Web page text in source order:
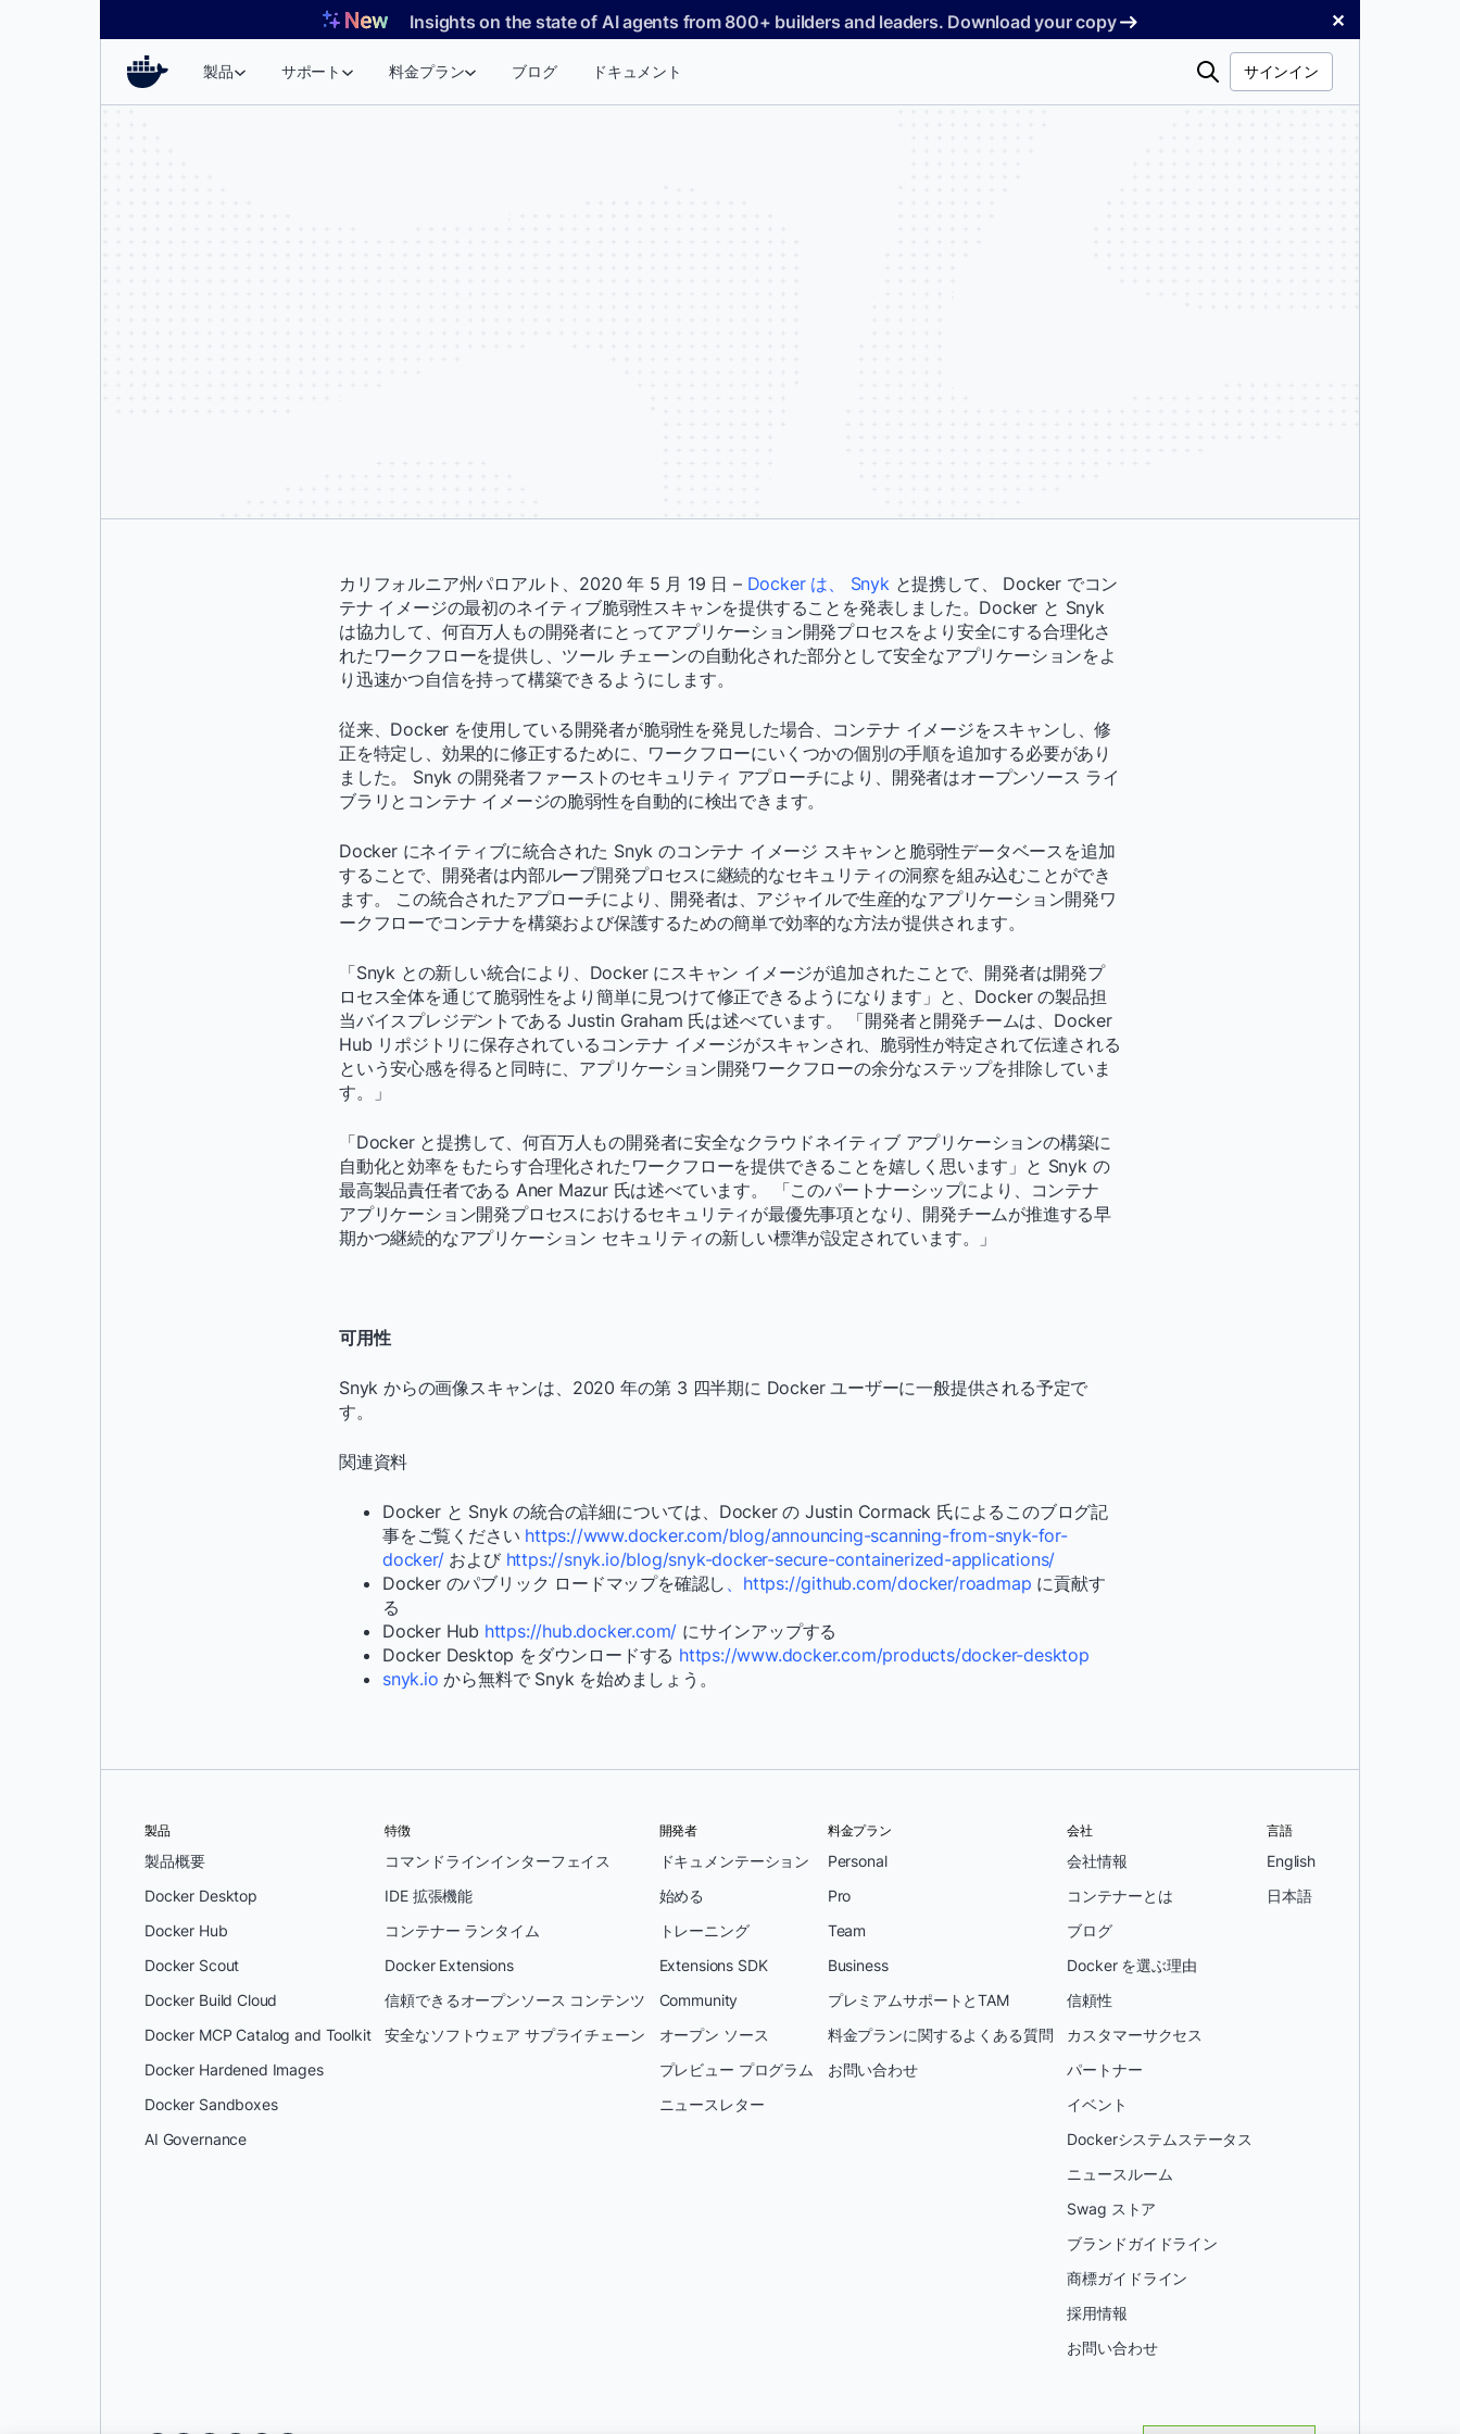
Insights on the state of AI agents from 800+ builders and leaders. Download your copy ✕
製品 サポート 料金プラン ブログ ドキュメント
検
サインイン
カリフォルニア州パロアルト、2020 年 5 月 19 日 –Docker は、 Snykと提携して、 Docker でコン
テナ イメージの最初のネイティブ脆弱性スキャンを提供することを発表しました。Docker と Snyk
は協力して、何百万人もの開発者にとってアプリケーション開発プロセスをより安全にする合理化さ
れたワークフローを提供し、ツール チェーンの自動化された部分として安全なアプリケーションをよ
り迅速かつ自信を持って構築できるようにします。
従来、Docker を使用している開発者が脆弱性を発見した場合、コンテナ イメージをスキャンし、修
正を特定し、効果的に修正するために、ワークフローにいくつかの個別の手順を追加する必要があり
ました。 Snyk の開発者ファーストのセキュリティ アプローチにより、開発者はオープンソース ライ
ブラリとコンテナ イメージの脆弱性を自動的に検出できます。
Docker にネイティブに統合された Snyk のコンテナ イメージ スキャンと脆弱性データベースを追加
することで、開発者は内部ループ開発プロセスに継続的なセキュリティの洞察を組み込むことができ
ます。 この統合されたアプローチにより、開発者は、アジャイルで生産的なアプリケーション開発ワ
ークフローでコンテナを構築および保護するための簡単で効率的な方法が提供されます。
「Snyk との新しい統合により、Docker にスキャン イメージが追加されたことで、開発者は開発プ
ロセス全体を通じて脆弱性をより簡単に見つけて修正できるようになります」と、Docker の製品担
当バイスプレジデントである Justin Graham 氏は述べています。 「開発者と開発チームは、Docker
Hub リポジトリに保存されているコンテナ イメージがスキャンされ、脆弱性が特定されて伝達される
という安心感を得ると同時に、アプリケーション開発ワークフローの余分なステップを排除していま
す。」
「Docker と提携して、何百万人もの開発者に安全なクラウドネイティブ アプリケーションの構築に
自動化と効率をもたらす合理化されたワークフローを提供できることを嬉しく思います」と Snyk の
最高製品責任者である Aner Mazur 氏は述べています。 「このパートナーシップにより、コンテナ
アプリケーション開発プロセスにおけるセキュリティが最優先事項となり、開発チームが推進する早
期かつ継続的なアプリケーション セキュリティの新しい標準が設定されています。」
可用性
Snyk からの画像スキャンは、2020 年の第 3 四半期に Docker ユーザーに一般提供される予定で
す。
関連資料
Docker と Snyk の統合の詳細については、Docker の Justin Cormack 氏によるこのブログ記
事をご覧ください https://www.docker.com/blog/announcing-scanning-from-snyk-for-
docker/および https://snyk.io/blog/snyk-docker-secure-containerized-applications/
Docker のパブリック ロードマップを確認し 、https://github.com/docker/roadmap に貢献す
る
Docker Hub https://hub.docker.com/ にサインアップする
Docker Desktop をダウンロードする https://www.docker.com/products/docker-desktop
snyk.io から無料で Snyk を始めましょう。
製品
製品概要
Docker Desktop
Docker Hub
Docker Scout
Docker Build Cloud
Docker MCP Catalog and Toolkit
Docker Hardened Images
Docker Sandboxes
AI Governance
特徴
コマンドラインインターフェイス
IDE 拡張機能
コンテナー ランタイム
Docker Extensions
信頼できるオープンソース コンテンツ
安全なソフトウェア サプライチェーン
開発者
ドキュメンテーション
始める
トレーニング
Extensions SDK
Community
オープン ソース
プレビュー プログラム
ニュースレター
料金プラン
Personal
Pro
Team
Business
プレミアムサポートとTAM
料金プランに関するよくある質問
お問い合わせ
会社
会社情報
コンテナーとは
ブログ
Docker を選ぶ理由
信頼性
カスタマーサクセス
パートナー
イベント
Dockerシステムステータス
ニュースルーム
Swag ストア
ブランドガイドライン
商標ガイドライン
採用情報
お問い合わせ
言語
English
日本語